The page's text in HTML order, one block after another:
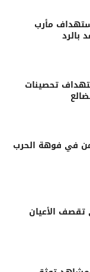
مأرب
بالرد
تحصينات
في فوهة الحرب
تقصف الأعيان